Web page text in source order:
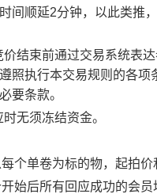
间顺延2分钟，以此类推
结束前通过交易系统表
照执行本交易规则的各
要条款。
无须冻结资金。
个单卷为标的物，起拍
始后所有回应成功的会